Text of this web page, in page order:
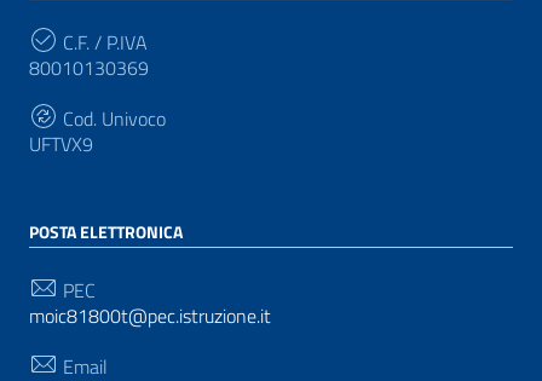
C.F. / P.IVA
80010130369
Cod. Univoco
UFTVX9
POSTA ELETTRONICA
PEC
moic81800t@pec.istruzione.it
Email